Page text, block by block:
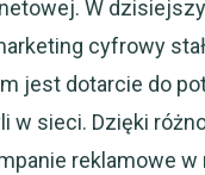
W
cyfrowy
jest dotarcie do
w sieci. Dzięki
reklamowe